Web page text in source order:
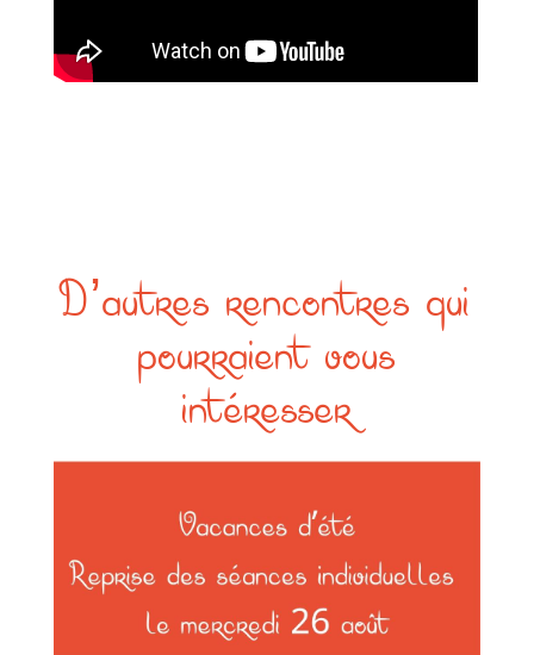
D’autres rencontres qui
pourraient vous
intéresser